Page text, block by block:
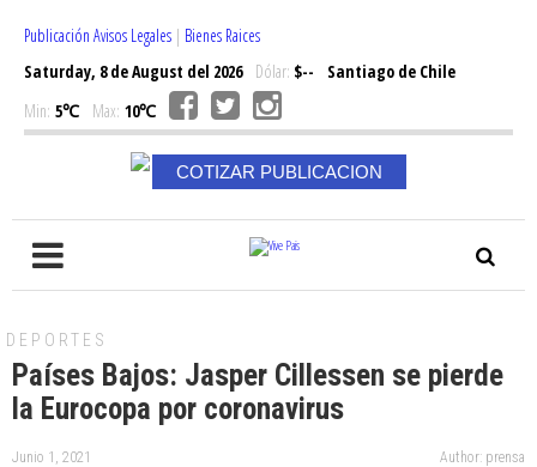
Publicación Avisos Legales | Bienes Raices
Saturday, 8 de August del 2026Dólar: $--
Santiago de Chile
Min: 5℃ Max: 10℃
COTIZAR PUBLICACION
DEPORTES
Países Bajos: Jasper Cillessen se pierde
la Eurocopa por coronavirus
Junio 1, 2021 Author: prensa